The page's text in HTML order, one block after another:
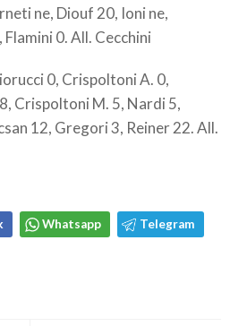
ne, Diouf 20, Ioni ne,
0. All. Cecchini
0, Crispoltoni A. 0,
Crispoltoni M. 5, Nardi 5,
12, Gregori 3, Reiner 22. All.
Whatsapp Telegram